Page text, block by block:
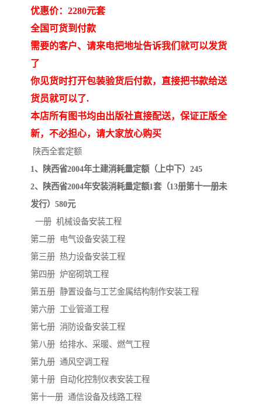
优惠价：2280元套
全国可货到付款
需要的客户、请来电把地址告诉我们就可以发货
了
你见货时打开包装验货后付款，直接把书款给送
货员就可以了.
本店所有图书均由出版社直接配送，保证正版全
新，不必担心，请大家放心购买
陕西全套定额
1、陕西省2004年土建消耗量定额（上中下）245
2、陕西省2004年安装消耗量定额1套（13册第十一册未
发行）580元
一册 机械设备安装工程
第二册 电气设备安装工程
第三册 热力设备安装工程
第四册 炉窑砌筑工程
第五册 静置设备与工艺金属结构制作安装工程
第六册 工业管道工程
第七册 消防设备安装工程
第八册 给排水、采暖、燃气工程
第九册 通风空调工程
第十册 自动化控制仪表安装工程
第十一册 通信设备及线路工程
江西省建筑工程预算定额
锅炉及压力容器规范国际
性规范ASME
湖北省建设工程预算定额
甘肃省建设工程预算定额
内蒙古建设工程预算定额 公路工程预算定额
陕西建设工程消耗量定额
青海省建筑工程消耗量定
20kv及以下配电网工程定
广西建筑安装工程预算定
*考军校教材 黑龙江建设工程计价定额
海南省建设工程预算定额
电力工程预算概算定额 重庆市建设工程计价定额
江苏省建设工程计价定额 深圳市建设工程消耗量定